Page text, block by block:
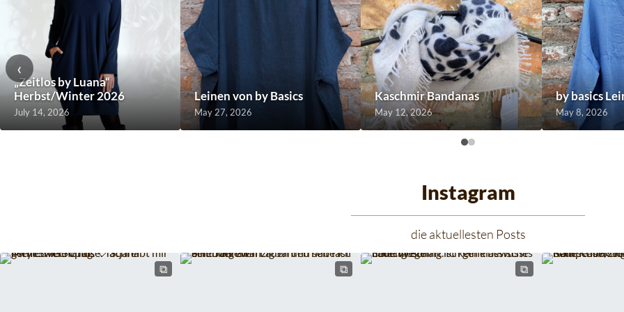
„Zeitlos by Luana“
Herbst/Winter 2026
July 14, 2026
Leinen von by Basics
May 27, 2026
Kaschmir Bandanas
May 12, 2026
by basics
May 8, 2026
‹
Instagram
die aktuellesten Posts
⧉ ⧉ ⧉